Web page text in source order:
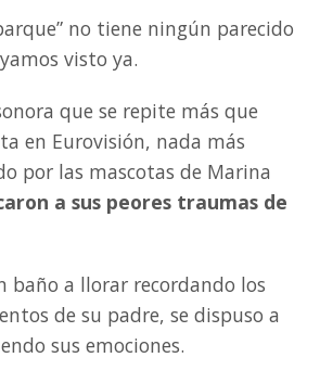
no tiene ningún parecido
visto ya.
que se repite más que
en Eurovisión, nada más
por las mascotas de Marina
a sus peores traumas de
baño a llorar recordando los
de su padre, se dispuso a
sus emociones.